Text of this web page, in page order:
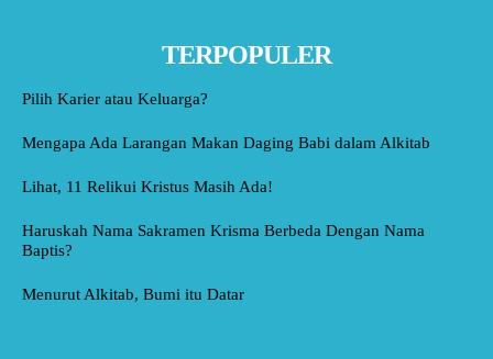
TERPOPULER
Pilih Karier atau Keluarga?
Mengapa Ada Larangan Makan Daging Babi dalam Alkitab
Lihat, 11 Relikui Kristus Masih Ada!
Haruskah Nama Sakramen Krisma Berbeda Dengan Nama
Baptis?
Menurut Alkitab, Bumi itu Datar